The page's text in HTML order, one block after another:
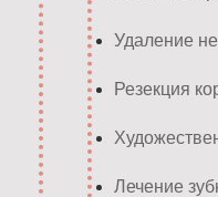
Удаление
Резекция
Лечение